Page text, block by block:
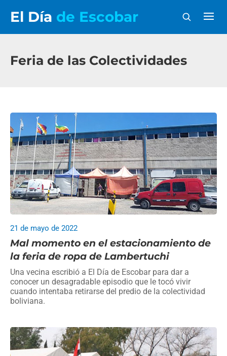
El Día de Escobar
Feria de las Colectividades
Mal momento en el estacionamiento de
la feria de ropa de Lambertuchi
21 de mayo de 2022
Una vecina escribió a El Día de Escobar para dar a
conocer un desagradable episodio que le tocó vivir
cuando intentaba retirarse del predio de la colectividad
boliviana.